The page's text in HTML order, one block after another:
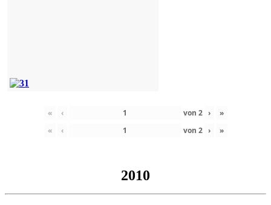
« ‹ von 2 ›
»
«
‹ von 2 › »
2010